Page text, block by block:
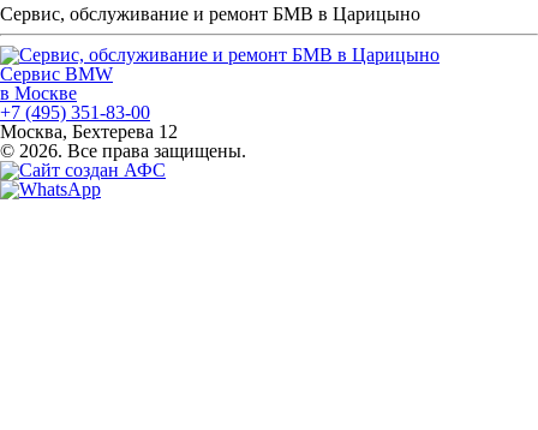
Сервис, обслуживание и ремонт БМВ в Царицыно
Сервис BMW
в Москве
+7 (495) 351-83-00
Москва, Бехтерева 12
© 2026. Все права защищены.